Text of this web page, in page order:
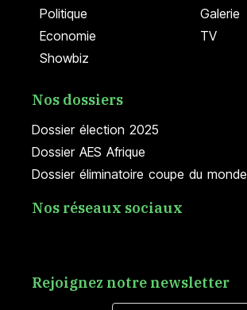
Politique
Economie
Showbiz
Galerie
TV
Dossier élection 2025
Dossier AES Afrique
Dossier éliminatoire coupe du monde
Nos dossiers
Nos réseaux sociaux
Rejoignez notre newsletter